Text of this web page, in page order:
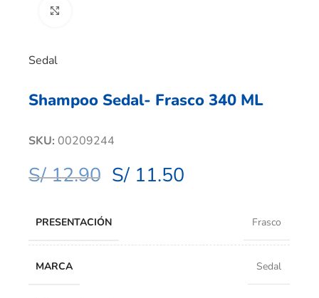
Sedal
Shampoo Sedal- Frasco 340 ML
SKU: 00209244
S/12.90 S/ 11.50
PRESENTACIÓN Frasco
MARCA Sedal